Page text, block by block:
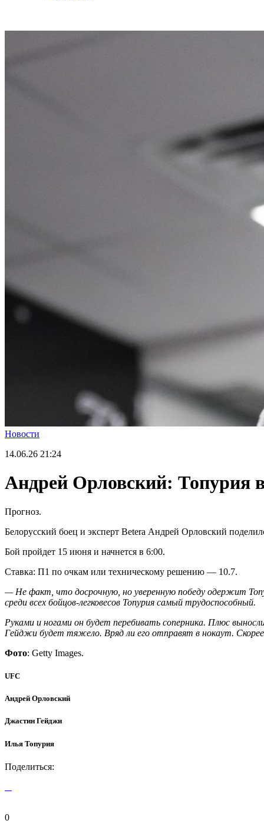
Новости
14.06.26 21:24
Андрей Орловский: Топурия
Прогноз.
Белорусский боец и эксперт Betera Андрей Орловский
Бой пройдет 15 июня и начнется в 6:00.
Ставка: П1 по очкам или техническому решению — 10.7.
— Не факт, что досрочную, но уверенную победу одержит
среди всех бойцов-легковесов Топурия самый трудоспособный.
Руками и ногами он будет перебивать соперника. Плюс
Гейджи будет тяжело. Вряд ли его отправят в нокаут.
Фото: Getty Images.
UFC
Андрей Орловский
Джастин Гейджи
Илья Топурия
Поделиться:
0